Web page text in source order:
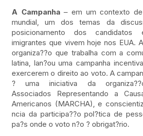
A Campanha– em um contexto de
mundial, um dos temas da
posicionamento dos
imigrantes que vivem hoje nos EUA.
organiza??o que trabalha com a
latina, lan?ou uma campanha
exercerem o direito ao voto. A
? uma iniciativa da
Associados Representando a
Americanos (MARCHA), e
ncia da participa??o pol?tica de
pa?s onde o voto n?o ? obrigat?rio.